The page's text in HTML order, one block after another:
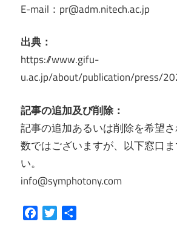
E-mail：pr@adm.nitech.ac.jp
出典：
https://www.gifu-
u.ac.jp/about/publication/press/
記事の追加及び削除：
記事の追加あるいは削除を希望
数ではございますが、以下窓口
い。
info@symphotony.com
FacebookTwitter